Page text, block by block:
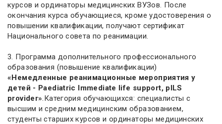
курсов и ординаторы медицинских ВУЗов. После
окончания курса обучающиеся, кроме удостоверения о
повышении квалификации, получают сертификат
Национального совета по реанимации.
3. Программа дополнительного профессионального
образования (повышение квалификации)
«Немедленные реанимационные мероприятия у
детей - Paediatric Immediate life support, pILS
provider».Категория обучающихся: специалисты с
высшим и средним медицинским образованием,
студенты старших курсов и ординаторы медицинских